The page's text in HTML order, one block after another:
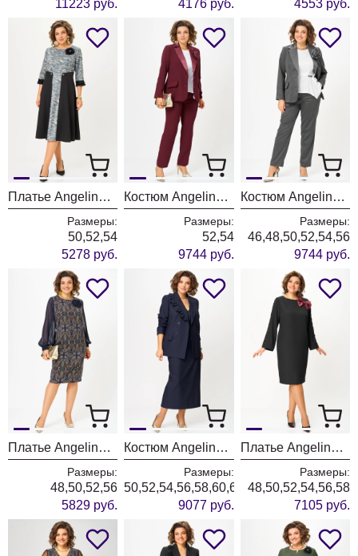
11223 руб.
4176 руб.
4553 руб.
Платье Angelina & Company 1292
Размеры:
50,52,54
5278 руб.
Костюм Angelina & Company 1289
Размеры:
52,54
9744 руб.
Костюм Angelina & Company 1282
Размеры:
46,48,50,52,54,56
9744 руб.
Платье Angelina & Company 1281
Размеры:
48,50,52,56
5829 руб.
Костюм Angelina & Company 1280
Размеры:
50,52,54,56,58,60,62
9077 руб.
Платье Angelina & Company 1275
Размеры:
48,50,52,54,56,58
7105 руб.